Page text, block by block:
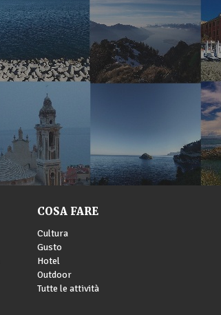
COSA FARE
Cultura
Gusto
Hotel
Outdoor
Tutte le attività